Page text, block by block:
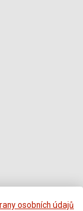
osobních údajů